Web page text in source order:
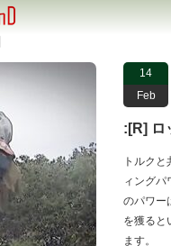
14
Feb
:[R] ロ
トルク
ィングパ
のパワー
を獲ると
ます。